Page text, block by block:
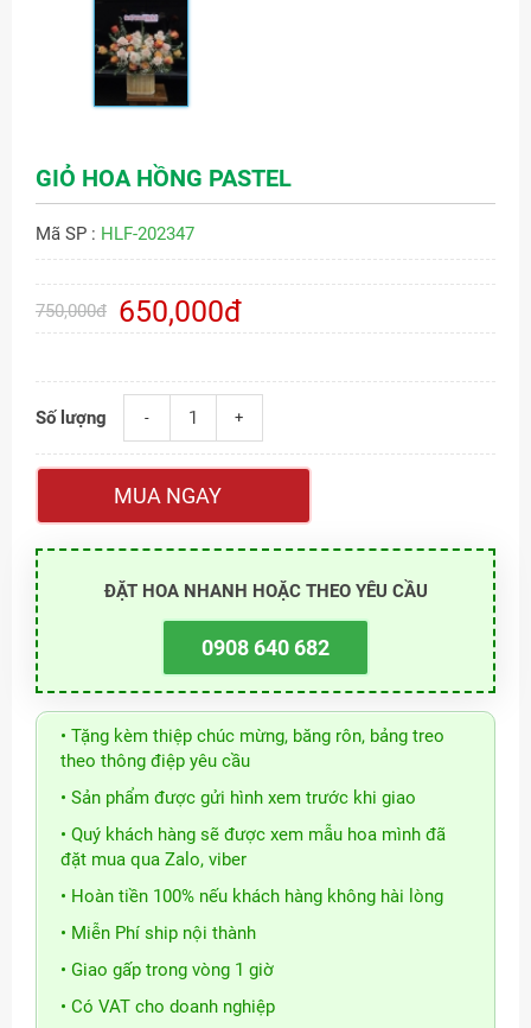
GIỎ HOA HỒNG PASTEL
Mã SP : HLF-202347
750,000đ 650,000đ
Số lượng - +
MUA NGAY
ĐẶT HOA NHANH HOẶC THEO YÊU CẦU
0908 640 682
• Tặng kèm thiệp chúc mừng, băng rôn, bảng treo
theo thông điệp yêu cầu
• Sản phẩm được gửi hình xem trước khi giao
• Quý khách hàng sẽ được xem mẫu hoa mình đã
đặt mua qua Zalo, viber
• Hoàn tiền 100% nếu khách hàng không hài lòng
• Miễn Phí ship nội thành
• Giao gấp trong vòng 1 giờ
• Có VAT cho doanh nghiệp